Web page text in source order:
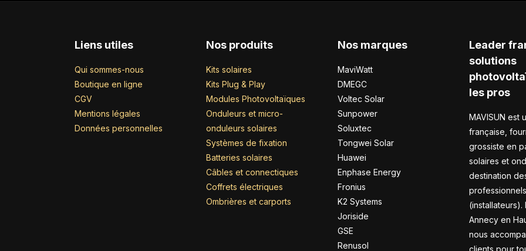
Liens utiles
Qui sommes-nous
Boutique en ligne
CGV
Mentions légales
Données personnelles
Nos produits
Kits solaires
Kits Plug & Play
Modules Photovoltaïques
Onduleurs et micro-
onduleurs solaires
Systèmes de fixation
Batteries solaires
Câbles et connectiques
Coffrets électriques
Ombrières et carports
Nos marques
MaviWatt
DMEGC
Voltec Solar
Sunpower
Soluxtec
Tongwei Solar
Huawei
Enphase Energy
Fronius
K2 Systems
Joriside
GSE
Renusol
Leader
solutions
les pros
MAVISUN est
française,
grossiste en
solaires et
destination
(installateurs).
Annecy en
nous